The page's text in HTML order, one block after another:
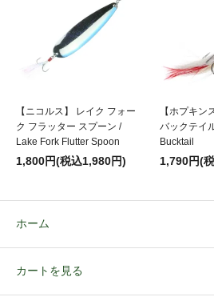
【ニコルス】 レイク フォー
ク フラッター スプーン /
Lake Fork Flutter Spoon
1,800円(税込1,980円)
【ホプキン
バックテイ
Bucktail
1,790円(
ホーム
カートを見る